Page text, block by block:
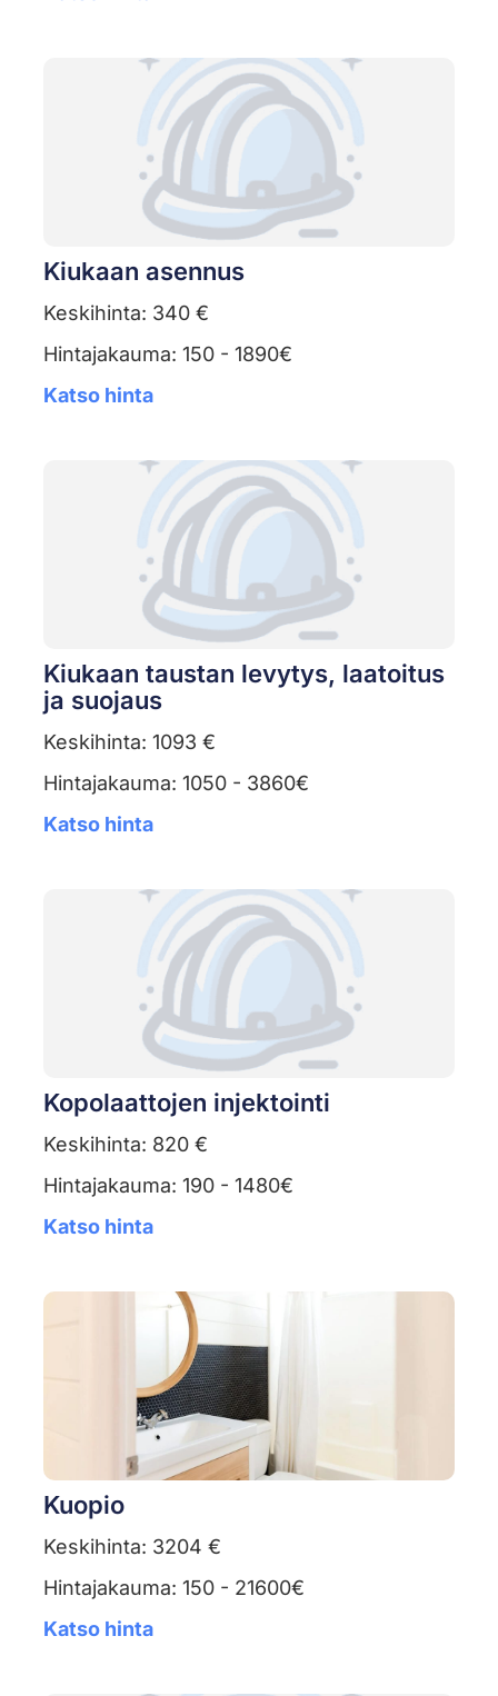
Kiukaan asennus
Keskihinta: 340 €
Hintajakauma: 150 - 1890€
Katso hinta
Kiukaan taustan levytys, laatoitus
ja suojaus
Keskihinta: 1093 €
Hintajakauma: 1050 - 3860€
Katso hinta
Kopolaattojen injektointi
Keskihinta: 820 €
Hintajakauma: 190 - 1480€
Katso hinta
Kuopio
Keskihinta: 3204 €
Hintajakauma: 150 - 21600€
Katso hinta